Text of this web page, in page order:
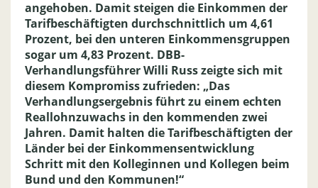
angehoben. Damit steigen die Einkommen der
Tarifbeschäftigten durchschnittlich um 4,61
Prozent, bei den unteren Einkommensgruppen
sogar um 4,83 Prozent. DBB-
Verhandlungsführer Willi Russ zeigte sich mit
diesem Kompromiss zufrieden: „Das
Verhandlungsergebnis führt zu einem echten
Reallohnzuwachs in den kommenden zwei
Jahren. Damit halten die Tarifbeschäftigten der
Länder bei der Einkommensentwicklung
Schritt mit den Kolleginnen und Kollegen beim
Bund und den Kommunen!“